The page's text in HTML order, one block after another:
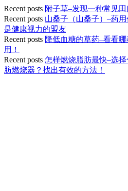
Recent posts 附子草–发现一种常见
Recent posts 山桑子（山桑子）–药
是健康视力的盟友
Recent posts 降低血糖的草药–看看
用！
Recent posts 怎样燃烧脂肪最快–选
肪燃烧器？找出有效的方法！